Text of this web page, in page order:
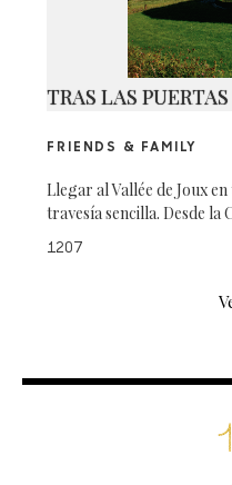
TRAS LAS
FRIENDS & FAMILY
Llegar al Vallée de Joux
travesía sencilla. Desde la
1207